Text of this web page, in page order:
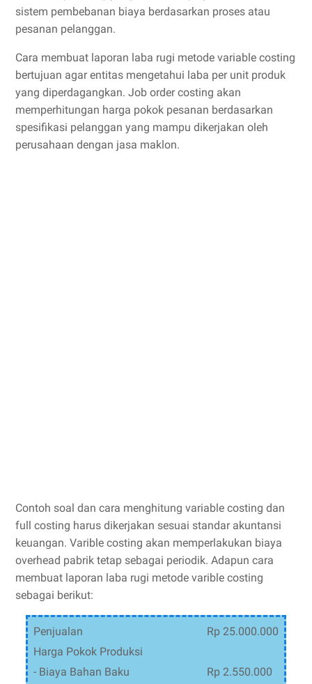
sistem pembebanan biaya berdasarkan proses atau
pesanan pelanggan.
Cara membuat laporan laba rugi metode variable costing
bertujuan agar entitas mengetahui laba per unit produk
yang diperdagangkan. Job order costing akan
memperhitungan harga pokok pesanan berdasarkan
spesifikasi pelanggan yang mampu dikerjakan oleh
perusahaan dengan jasa maklon.
Contoh soal dan cara menghitung variable costing dan
full costing harus dikerjakan sesuai standar akuntansi
keuangan. Varible costing akan memperlakukan biaya
overhead pabrik tetap sebagai periodik. Adapun cara
membuat laporan laba rugi metode varible costing
sebagai berikut:
Penjualan
Rp 25.000.000
Harga Pokok Produksi
- Biaya Bahan Baku
Rp 2.550.000